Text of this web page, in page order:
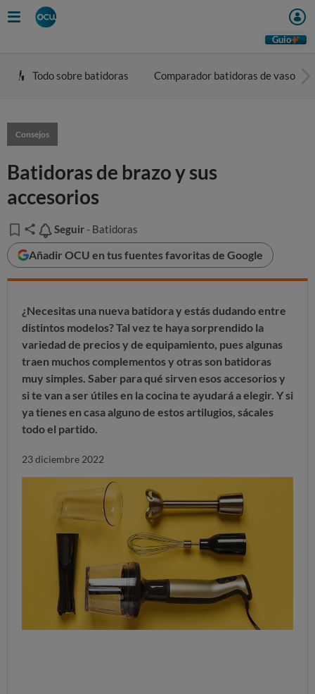
Guio
Todo sobre batidoras Comparador batidoras de vaso
Consejos
Batidoras de brazo y sus
accesorios
Seguir
Seguir - Batidoras
Añadir OCU en tus fuentes favoritas de Google
¿Necesitas una nueva batidora y estás dudando entre
distintos modelos? Tal vez te haya sorprendido la
variedad de precios y de equipamiento, pues algunas
traen muchos complementos y otras son batidoras
muy simples. Saber para qué sirven esos accesorios y
si te van a ser útiles en la cocina te ayudará a elegir. Ysi
ya tienes en casa alguno de estos artilugios, sácales
todo el partido.
23 diciembre 2022